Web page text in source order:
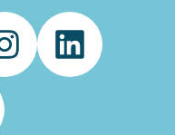
LinkedIn